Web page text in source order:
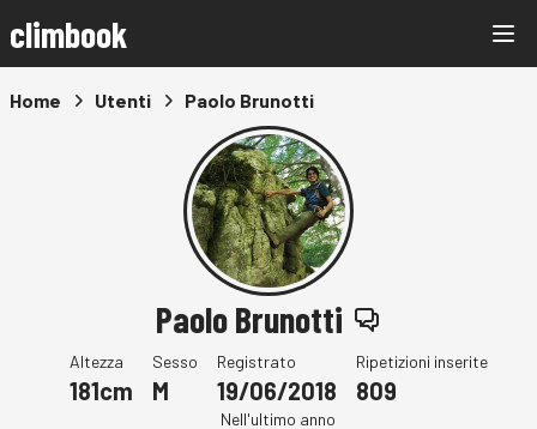
climbook
Home Utenti Paolo Brunotti
Paolo Brunotti
Altezza
181cm
Sesso
M
Registrato
19/06/2018
Ripetizioni inserite
809
Nell'ultimo anno